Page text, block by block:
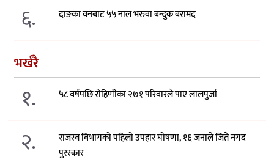
६. दाङका वनबाट ५५ नाल भरुवा बन्दुक बरामद
भर्खरै
१. ५८ वर्षपछि रोहिणीका २७१ परिवारले पाए लालपुर्जा
२.
राजस्व विभागको पहिलो उपहार घोषणा, १६ जनाले जिते नगद
पुरस्कार